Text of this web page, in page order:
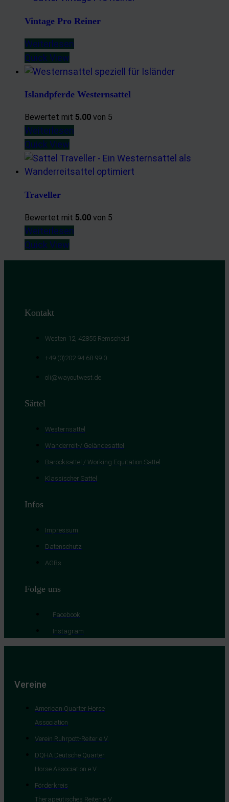
Vintage Pro Reiner
Weiterlesen
Quick View
Islandpferde Westernsattel
Bewertet mit 5.00 von 5
Weiterlesen
Quick View
Traveller
Bewertet mit 5.00 von 5
Weiterlesen
Quick View
Kontakt
Westen 12, 42855 Remscheid
+49 (0)202 94 68 99 0
oli@wayoutwest.de
Sättel
Westernsattel
Wanderreit-/ Geländesattel
Barocksattel / Working Equitation Sattel
Klassischer Sattel
Infos
Impressum
Datenschutz
AGBs
Folge uns
Facebook
Instagram
Vereine
American Quarter Horse
Association
Verein Ruhrpott-Reiter e.V.
DQHA Deutsche Quarter
Horse Association e.V.
Förderkreis
Therapeutisches Reiten e.V.